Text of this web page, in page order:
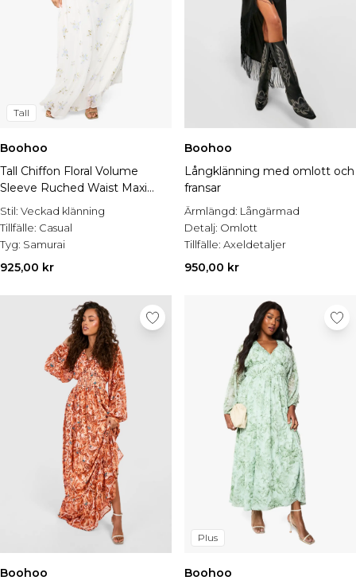
Tall
Boohoo
Tall Chiffon Floral Volume
Sleeve Ruched Waist Maxi
Dress
Stil: Veckad klänning
Tillfälle: Casual
Tyg: Samurai
925,00 kr
Boohoo
Långklänning med omlott och
fransar
Ärmlängd: Långärmad
Detalj: Omlott
Tillfälle: Axeldetaljer
950,00 kr
Boohoo
Plus
Boohoo